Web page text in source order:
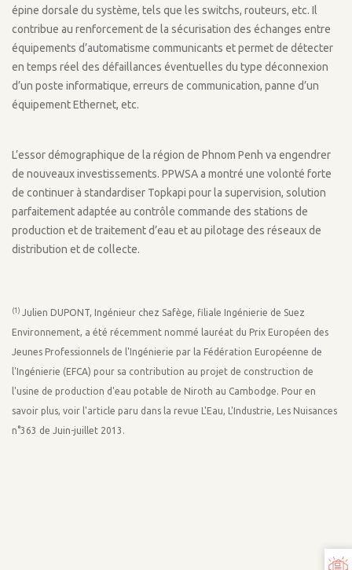
épine dorsale du système, tels que les switchs, routeurs, etc. Il
contribue au renforcement de la sécurisation des échanges entre
équipements d’automatisme communicants et permet de détecter
en temps réel des défaillances éventuelles du type déconnexion
d’un poste informatique, erreurs de communication, panne d’un
équipement Ethernet, etc.
L’essor démographique de la région de Phnom Penh va engendrer
de nouveaux investissements. PPWSA a montré une volonté forte
de continuer à standardiser Topkapi pour la supervision, solution
parfaitement adaptée au contrôle commande des stations de
production et de traitement d’eau et au pilotage des réseaux de
distribution et de collecte.
(1) Julien DUPONT, Ingénieur chez Safège, filiale Ingénierie de Suez
Environnement, a été récemment nommé lauréat du Prix Européen des
Jeunes Professionnels de l'Ingénierie par la Fédération Européenne de
l'Ingénierie (EFCA) pour sa contribution au projet de construction de
l'usine de production d'eau potable de Niroth au Cambodge. Pour en
savoir plus, voir l'article paru dans la revue L'Eau, L'Industrie, Les Nuisances
n°363 de Juin-juillet 2013.